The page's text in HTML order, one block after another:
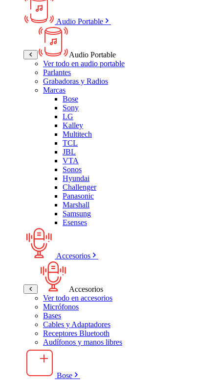
Audio Portable
Audio Portable
Ver todo en audio portable
Parlantes
Grabadoras y Radios
Marcas
Bose
Sony
LG
Kalley
Multitech
TCL
JBL
VTA
Sonos
Hyundai
Challenger
Panasonic
Marshall
Samsung
Esenses
Accesorios
Accesorios
Ver todo en accesorios
Micrófonos
Bases
Cables y Adaptadores
Receptores Bluetooth
Audífonos y manos libres
Bose